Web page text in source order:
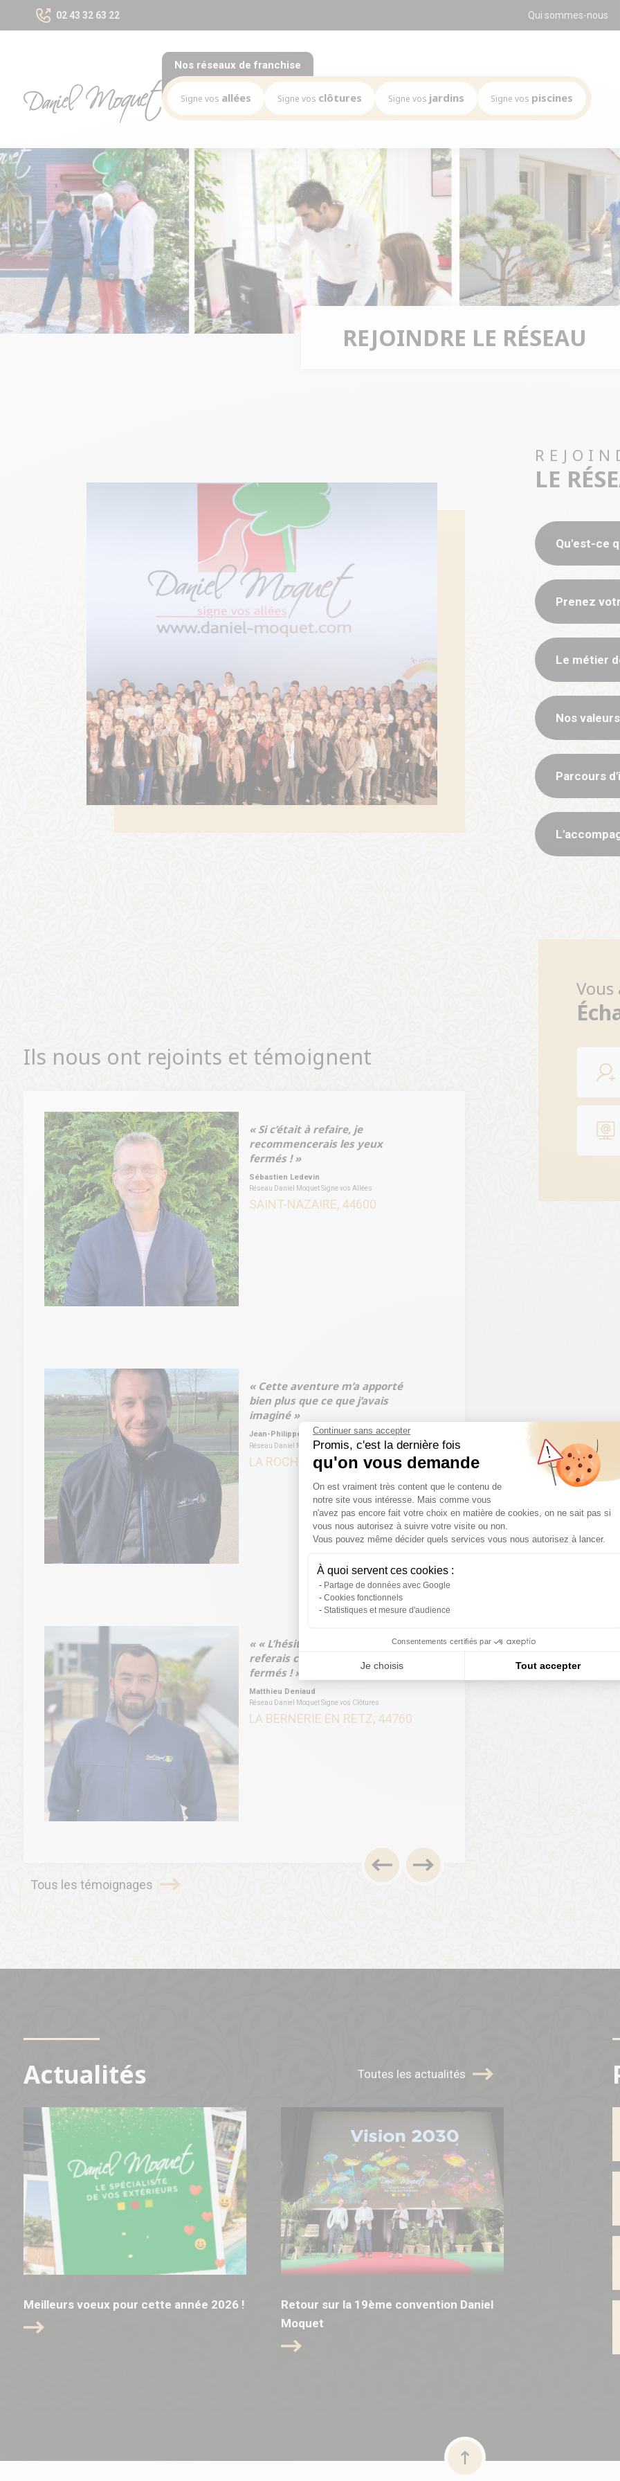
Continuer sans accepter
Promis, c'est la dernière fois
qu'on vous demande
Plateforme de Gestion du
On est vraiment très content que le contenu de
notre site vous intéresse. Mais comme vous
n'avez pas encore fait votre choix en matière de cookies, on ne sait pas si
vous nous autorisez à suivre votre visite ou non.
Vous pouvez même décider quels services vous nous autorisez à lancer.
À quoi servent ces cookies :
Partage de données avec Google
Cookies fonctionnels
Statistiques et mesure d'audience
Consentements certifiés par
Je choisis Tout accepter
02 43 32 63 22 Qui sommes-nous
Nos réseaux de franchise
Signe vos allées
Notre mission
Le marché des allées
Les chiffres-clés du réseau
Nos opportunités
Nos Implantations
Avez-vous le bon profil ?
Signe vos clôtures
Mission
Le marché
Les chiffres-clés du réseau
Implantations du réseau
Signe vos jardins
Mission
Le marché
Les chiffres clés du réseau
Implantations du réseau
Signe vos piscines
Mission
Les chiffres clés du réseau
Implantations du réseau
REJOINDRE LE RÉSEAU
LE
Qu'est-ce
Prenez
Le métier
Nos
Parcours
Ils nous ont rejoints et témoignent
« Si c’était à refaire, je
recommencerais les yeux
fermés ! »
Sébastien Ledevin
Réseau Daniel Moquet Signe vos Allées
SAINT-NAZAIRE, 44600
« Cette aventure m’a apporté
bien plus que ce que j’avais
imaginé »
Jean-Philippe Le Faou
Réseau Daniel Moquet Signe vos Clôtures
LA ROCHE JAUDY, 22450
« « L’hésitation, c’est la ruine. Je
referais ce choix les yeux
fermés ! » »
Matthieu Deniaud
Réseau Daniel Moquet Signe vos Clôtures
LA BERNERIE EN RETZ, 44760
Tous les témoignages
Vous
Actualités Toutes les actualités
Meilleurs voeux pour cette année 2026 !
Retour sur la 19ème convention Daniel
Moquet